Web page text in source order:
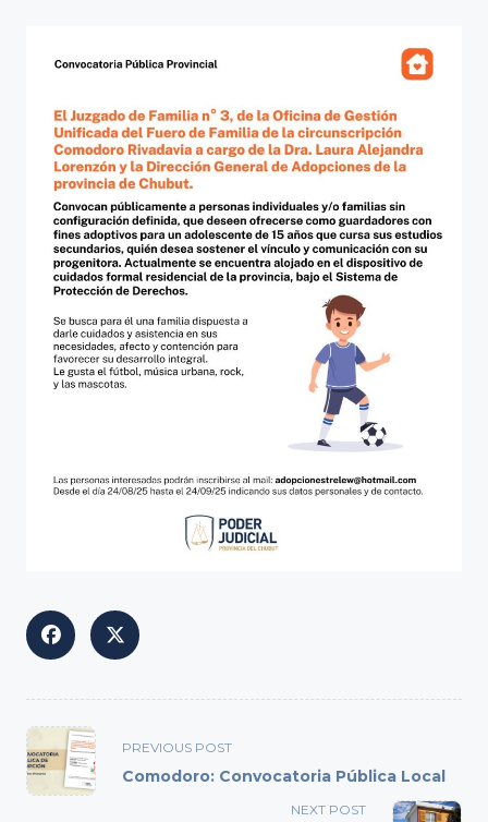
<span
class="nav-
subtitle
PREVIOUS POST
Comodoro: Convocatoria Pública Local
NEXT POST